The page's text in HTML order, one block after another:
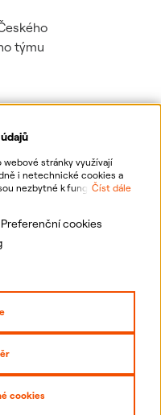
webové stránky využívají
i netechnické cookies a
nezbytné k fungování
reklam a analytice.
a vašich osobních údajů
o vašich právech,
odvolání udělených
Číst dále
Preferenční cookies
cookies
týmu
údajů